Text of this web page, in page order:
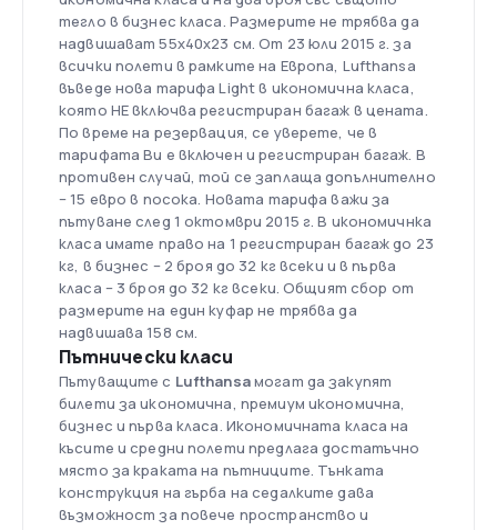
тегло в бизнес класа. Размерите не трябва да
надвишават 55x40x23 см. От 23 юли 2015 г. за
всички полети в рамките на Европа, Lufthansa
въведе нова тарифа Light в икономична класа,
която НЕ включва регистриран багаж в цената.
По време на резервация, се уверете, че в
тарифата Ви е включен и регистриран багаж. В
противен случай, той се заплаща допълнително
– 15 евро в посока. Новата тарифа важи за
пътуване след 1 октомври 2015 г. В икономичнка
класа имате право на 1 регистриран багаж до 23
кг, в бизнес – 2 броя до 32 кг всеки и в първа
класа – 3 броя до 32 кг всеки. Общият сбор от
размерите на един куфар не трябва да
надвишава 158 см.
Пътнически класи
Пътуващите с Lufthansaмогат да закупят
билети за икономична, премиум икономична,
бизнес и първа класа. Икономичната класа на
късите и средни полети предлага достатъчно
място за краката на пътниците. Тънката
конструкция на гърба на седалките дава
възможност за повече пространство и